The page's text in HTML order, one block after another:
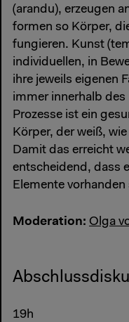
(arandu), erzeugen
formen so Körper,
fungieren. Kunst
individuellen, in
ihre jeweils eigenen
immer innerhalb des
Prozesse ist ein
Körper, der weiß,
Damit das erreicht
entscheidend, dass
Elemente vorhanden
Moderation: Olga
19h